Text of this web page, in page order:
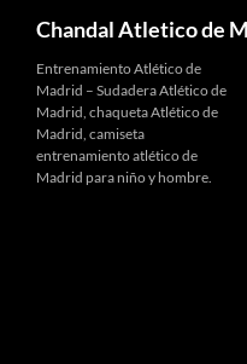
Chandal Atletico de
Entrenamiento Atlético de
Madrid – Sudadera Atlético de
Madrid, chaqueta Atlético de
Madrid, camiseta
entrenamiento atlético de
Madrid para niño y hombre.